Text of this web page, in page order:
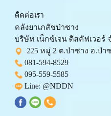
ติดต่อเรา
คลังยาเภสัชป่าซาง
บริษัท เน็กซ์เจน ดิสคัฟเวอร์
225 หมู่ 2 ต.ป่าซาง อ.ป่า
081-594-8529
095-559-5585
Line: @NDDN